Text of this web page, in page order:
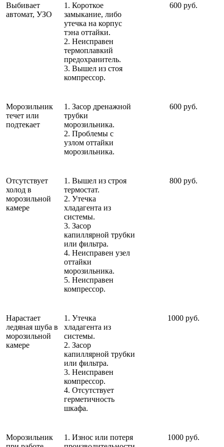
Выбивает
автомат, УЗО
1. Короткое
замыкание, либо
утечка на корпус
тэна оттайки.
2. Неисправен
термоплавкий
предохранитель.
3. Вышел из стоя
компрессор.
600 руб.
Морозильник
течет или
подтекает
1. Засор дренажной
трубки
морозильника.
2. Проблемы с
узлом оттайки
морозильника.
600 руб.
Отсутствует
холод в
морозильной
камере
1. Вышел из строя
термостат.
2. Утечка
хладагента из
системы.
3. Засор
капиллярной трубки
или фильтра.
4. Неисправен узел
оттайки
морозильника.
5. Неисправен
компрессор.
800 руб.
Нарастает
ледяная шуба в
морозильной
камере
1. Утечка
хладагента из
системы.
2. Засор
капиллярной трубки
или фильтра.
3. Неисправен
компрессор.
4. Отсутствует
герметичность
шкафа.
1000 руб.
Морозильник
1. Износ или потеря
1000 руб.